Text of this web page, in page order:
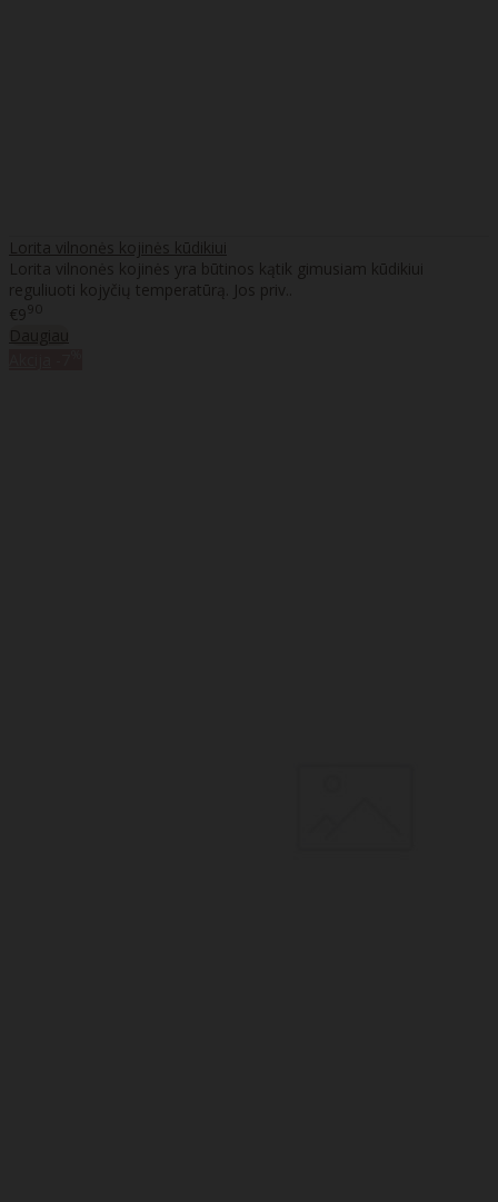
Lorita vilnonės kojinės kūdikiui
Lorita vilnonės kojinės yra būtinos kątik gimusiam kūdikiui
reguliuoti kojyčių temperatūrą. Jos priv..
€990
Daugiau